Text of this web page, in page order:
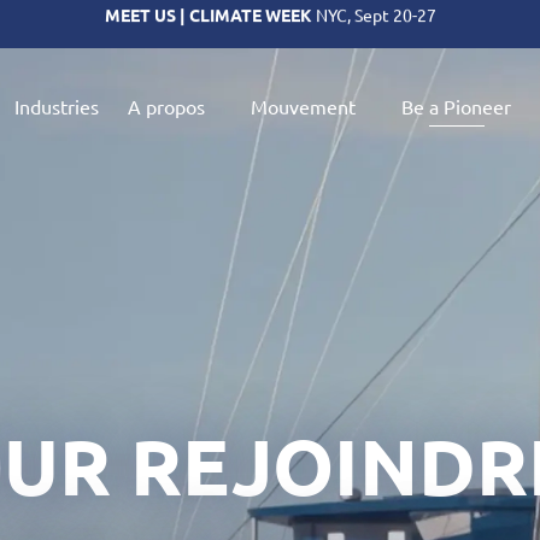
MEET US | COSMETIC 360Paris, October 14-15
US | ASSISES DE L’ECONOMIE DE LA MER Montpellier, November
Industries A propos Mouvement Be a Pioneer